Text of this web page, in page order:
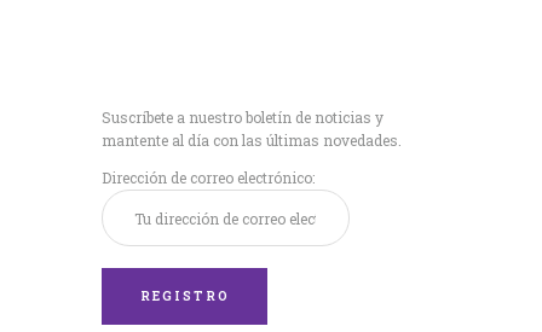
Suscríbete a nuestro boletín de noticias y
mantente al día con las últimas novedades.
Dirección de correo electrónico: